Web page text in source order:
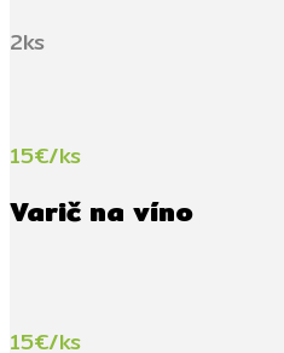
2ks
15€/ks
Varič na víno
15€/ks